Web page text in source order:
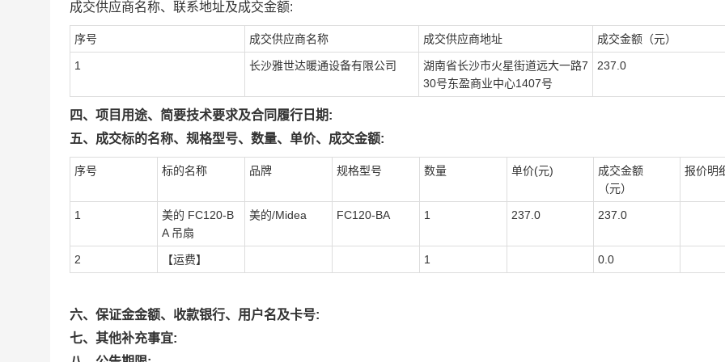
成交供应商名称、联系地址及成交金额:
序号 成交供应商名称 成交供应商地址 成交金额（元）
1 长沙雅世达暖通设备有限公司
湖南省长沙市火星街道远大一路7
30号东盈商业中心1407号
237.0
四、项目用途、简要技术要求及合同履行日期:
五、成交标的名称、规格型号、数量、单价、成交金额:
序号 标的名称 品牌 规格型号 数量 单价(元)
成交金额
（元）
报价明
1
美的 FC120-B
A 吊扇
美的/Midea FC120-BA 1 237.0 237.0
2 【运费】 1 0.0
六、保证金金额、收款银行、用户名及卡号:
七、其他补充事宜: